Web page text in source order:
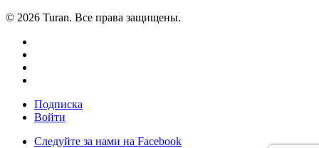
© 2026 Turan. Все права защищены.
Подписка
Войти
Следуйте за нами на Facebook